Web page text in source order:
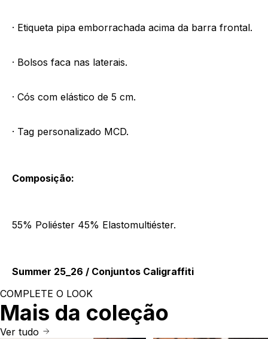
· Etiqueta pipa emborrachada acima da barra frontal.
· Bolsos faca nas laterais.
· Cós com elástico de 5 cm.
· Tag personalizado MCD.
Composição:
55% Poliéster 45% Elastomultiéster.
Summer 25_26 / Conjuntos Caligraffiti
COMPLETE O LOOK
Mais da coleção
Ver tudo